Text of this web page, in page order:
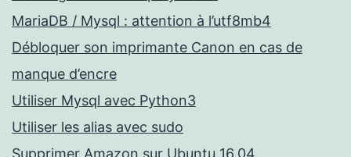
MariaDB / Mysql : attention à l’utf8mb4
Débloquer son imprimante Canon en cas de
manque d’encre
Utiliser Mysql avec Python3
Utiliser les alias avec sudo
Supprimer Amazon sur Ubuntu 16.04